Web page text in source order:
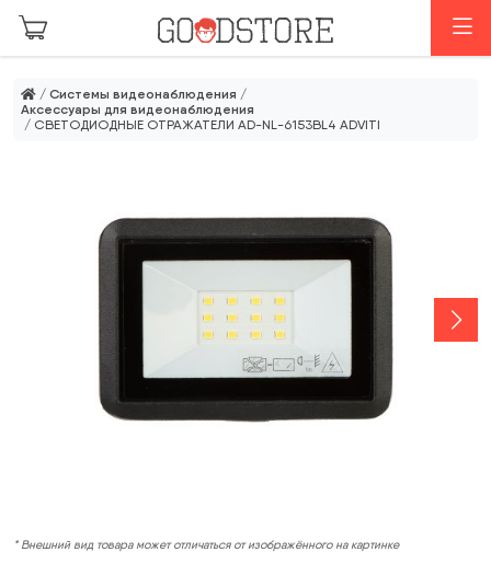
Перейти к основному содержанию
/ Системы видеонаблюдения /
Аксессуары для видеонаблюдения
/ СВЕТОДИОДНЫЕ ОТРАЖАТЕЛИ AD-NL-6153BL4 ADVITI
* Внешний вид товара может отличаться от изображённого на картинке